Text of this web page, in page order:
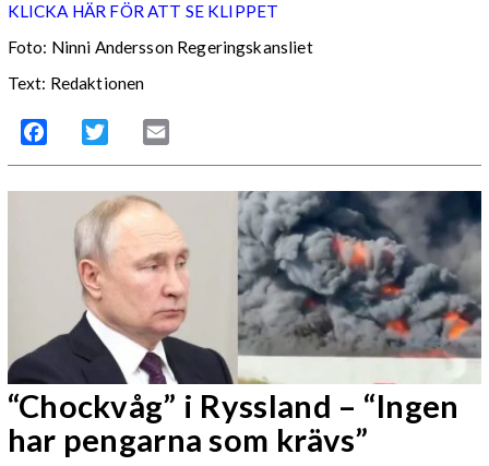
KLICKA HÄR FÖR ATT SE KLIPPET
Foto: Ninni Andersson Regeringskansliet
Text: Redaktionen
Facebook Twitter
“Chockvåg” i Ryssland – “Ingen
har pengarna som krävs”